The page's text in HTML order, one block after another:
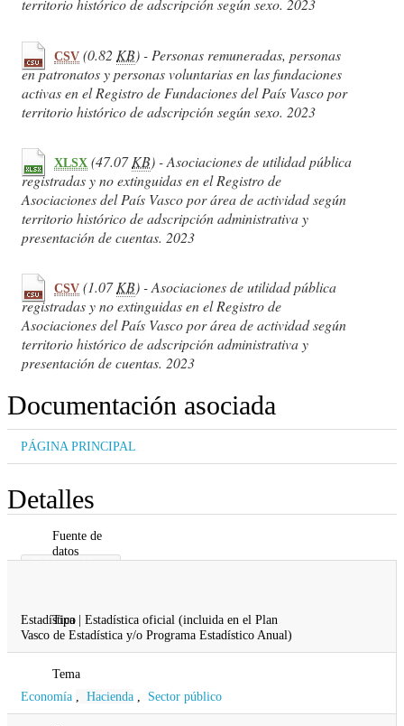
territorio histórico de adscripción según sexo. 2023
CSV (0.82 KB) - Personas remuneradas, personas
en patronatos y personas voluntarias en las fundaciones
activas en el Registro de Fundaciones del País Vasco por
territorio histórico de adscripción según sexo. 2023
XLSX (47.07KB) - Asociaciones de utilidad pública
registradas y no extinguidas en el Registro de
Asociaciones del País Vasco por área de actividad según
territorio histórico de adscripción administrativa y
presentación de cuentas. 2023
CSV (1.07KB) - Asociaciones de utilidad pública
registradas y no extinguidas en el Registro de
Asociaciones del País Vasco por área de actividad según
territorio histórico de adscripción administrativa y
presentación de cuentas. 2023
Documentación asociada
PÁGINA PRINCIPAL
Detalles
Fuente de
datos
Gobierno Vasco
Tipo
Estadística | Estadística oficial (incluida en el Plan
Vasco de Estadística y/o Programa Estadístico Anual)
Tema
Economía
Hacienda Sector público